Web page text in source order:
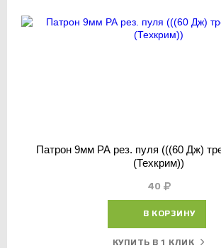
Патрон 9мм РА рез. пуля (((60 Дж)
(Техкрим))
40
В КОРЗИНУ
КУПИТЬ В 1 КЛИК